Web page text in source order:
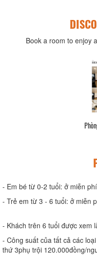
Book a room to enjoy
- Em bé từ 0-2 tuổi: ở miễn phí
- Trẻ em từ 3 - 6 tuổi: ở
- Khách trên 6 tuổi được
- Công suất của tất cả các
thứ 3phụ trội 120.000đồng/